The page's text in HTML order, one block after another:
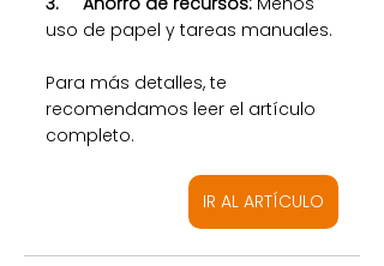
uso de papel y tareas manuales.
Para más detalles, te
recomendamos leer el artículo
completo.
IR AL ARTÍCULO